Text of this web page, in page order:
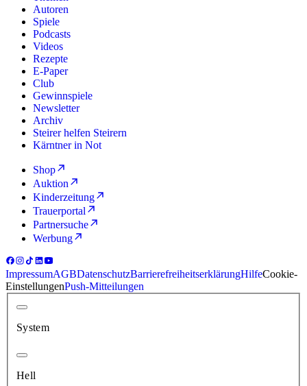
Autoren
Spiele
Podcasts
Videos
Rezepte
E-Paper
Club
Gewinnspiele
Newsletter
Archiv
Steirer helfen Steirern
Kärntner in Not
Shop
Auktion
Kinderzeitung
Trauerportal
Partnersuche
Werbung
ImpressumAGBDatenschutzBarrierefreiheitserklärungHilfeCookie-
EinstellungenPush-Mitteilungen
System
Hell